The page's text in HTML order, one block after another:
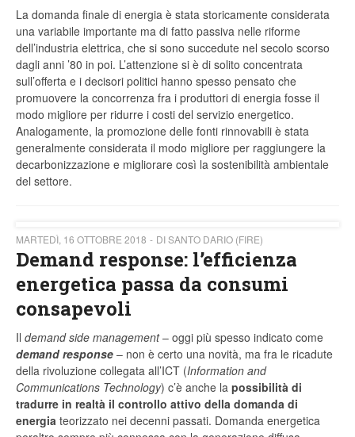
La domanda finale di energia è stata storicamente considerata
una variabile importante ma di fatto passiva nelle riforme
dell’industria elettrica, che si sono succedute nel secolo scorso
dagli anni ’80 in poi. L’attenzione si è di solito concentrata
sull’offerta e i decisori politici hanno spesso pensato che
promuovere la concorrenza fra i produttori di energia fosse il
modo migliore per ridurre i costi del servizio energetico.
Analogamente, la promozione delle fonti rinnovabili è stata
generalmente considerata il modo migliore per raggiungere la
decarbonizzazione e migliorare così la sostenibilità ambientale
del settore.
MARTEDÌ, 16 OTTOBRE 2018 DI SANTO DARIO (FIRE)
Demand response: l’efficienza
energetica passa da consumi
consapevoli
Il demand side management– oggi più spesso indicato come
demand response – non è certo una novità, ma fra le ricadute
della rivoluzione collegata all’ICT (Information and
Communications Technology) c’è anche la possibilità di
tradurre in realtà il controllo attivo della domanda di
energia teorizzato nei decenni passati. Domanda energetica